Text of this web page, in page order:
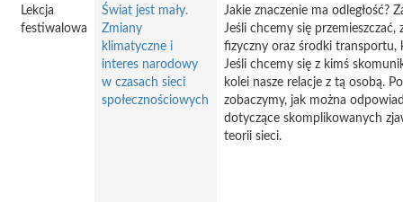
Lekcja
festiwalowa
Świat jest mały.
Zmiany
klimatyczne i
interes narodowy
w czasach sieci
społecznościowych
Jakie znaczenie ma odległość?
Jeśli chcemy się przemieszczać,
fizyczny oraz środki transportu,
Jeśli chcemy się z kimś
kolei nasze relacje z tą osobą.
zobaczymy, jak można
dotyczące skomplikowanych
teorii sieci.